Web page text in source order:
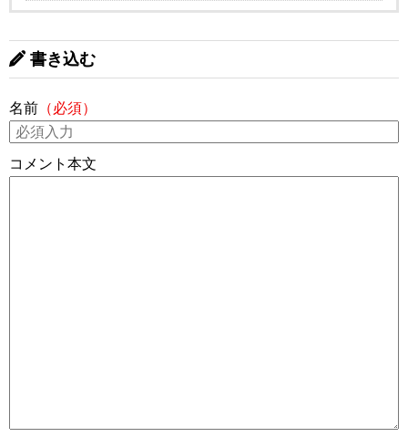
書き込む
名前 （必須）
コメント本文